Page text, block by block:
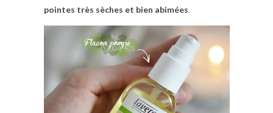
pointes très sèches et bien abimées.